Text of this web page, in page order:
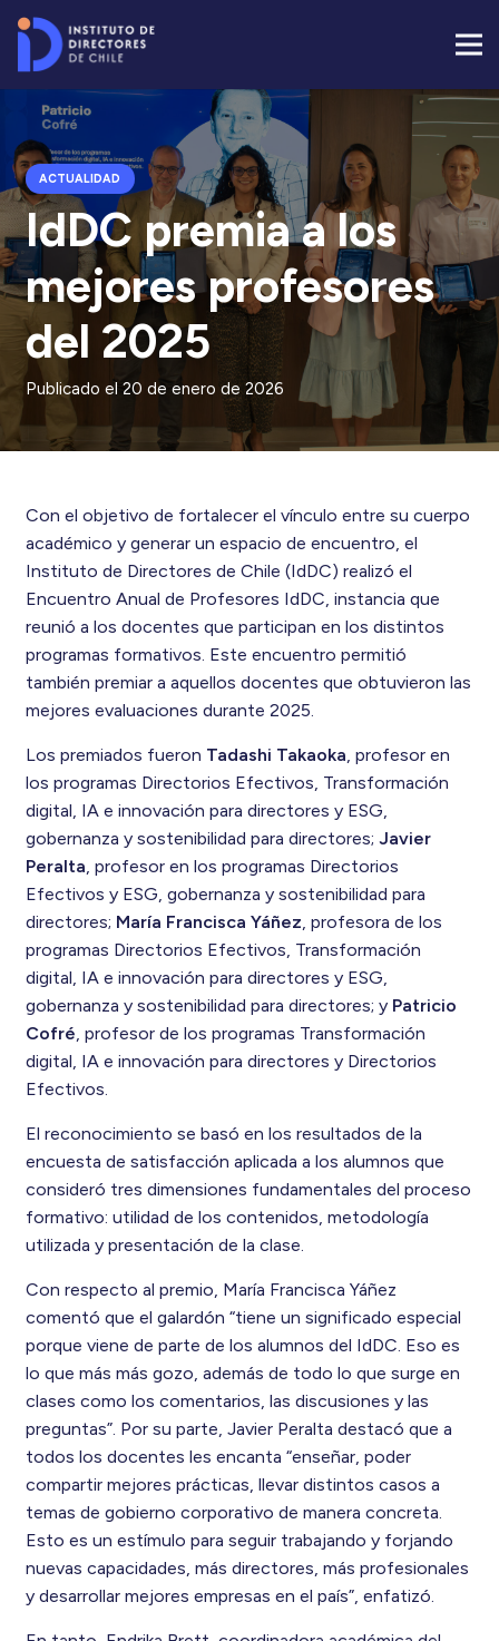
ACTUALIDAD
IdDC premia a los
mejores profesores
del 2025
Publicado el 20 de enero de 2026
Con el objetivo de fortalecer el vínculo entre su cuerpo
académico y generar un espacio de encuentro, el
Instituto de Directores de Chile (IdDC) realizó el
Encuentro Anual de Profesores IdDC, instancia que
reunió a los docentes que participan en los distintos
programas formativos. Este encuentro permitió
también premiar a aquellos docentes que obtuvieron las
mejores evaluaciones durante 2025.
Los premiados fueron Tadashi Takaoka​, profesor en
los programas Directorios Efectivos, Transformación
digital, IA e innovación para directores y ESG,
gobernanza y sostenibilidad para directores​; Javier
Peralta, profesor en los programas Directorios
Efectivos y ESG, gobernanza y sostenibilidad para
directores; María Francisca Yáñez, profesora de los
programas Directorios Efectivos, Transformación
digital, IA e innovación para directores y ESG,
gobernanza y sostenibilidad para directores; y Patricio
Cofré, profesor de los programas Transformación
digital, IA e innovación para directores y Directorios
Efectivos.​
El reconocimiento se basó en los resultados de la
encuesta de satisfacción aplicada a los alumnos que
consideró tres dimensiones fundamentales del proceso
formativo: utilidad de los contenidos, metodología
utilizada y presentación de la clase.
Con respecto al premio, María Francisca Yáñez
comentó que el galardón “tiene un significado especial
porque viene de parte de los alumnos del IdDC. Eso es
lo que más más gozo, además de todo lo que surge en
clases como los comentarios, las discusiones y las
preguntas”. Por su parte, Javier Peralta destacó que a
todos los docentes les encanta “enseñar, poder
compartir mejores prácticas, llevar distintos casos a
temas de gobierno corporativo de manera concreta.
Esto es un estímulo para seguir trabajando y forjando
nuevas capacidades, más directores, más profesionales
y desarrollar mejores empresas en el país”, enfatizó.